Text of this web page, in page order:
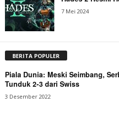
7 Mei 2024
BERITA POPULER
Piala Dunia: Meski Seimbang,
Tunduk 2-3 dari Swiss
3 Desember 2022